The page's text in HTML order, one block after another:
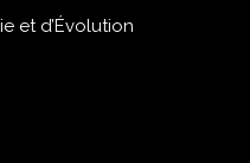
et d’Évolution